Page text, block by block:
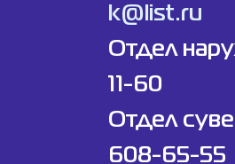
k@list.ru
Отдел
11-60
Отдел
608-65-55